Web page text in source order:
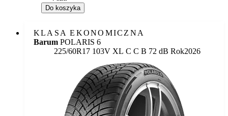
Do koszyka
KLASA EKONOMICZNA
Barum POLARIS 6
225/60R17 103V XL Etykieta:
C C B 72 dB Rok2026